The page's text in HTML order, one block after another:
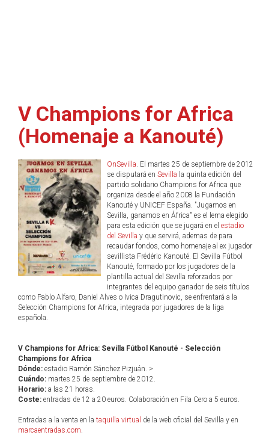
V Champions for Africa
(Homenaje a Kanouté)
OnSevilla. El martes 25 de septiembre de 2012
se disputará en Sevilla la quinta edición del
partido solidario Champions for Africa que
organiza desde el año 2008 la Fundación
Kanouté y UNICEF España. "Jugamos en
Sevilla, ganamos en África" es el lema elegido
para esta edición que se jugará en el estadio
del Sevilla y que servirá, ademas de para
recaudar fondos, como homenaje al ex jugador
sevillista Frédéric Kanouté. El Sevilla Fútbol
Kanouté, formado por los jugadores de la
plantilla actual del Sevilla reforzados por
integrantes del equipo ganador de seis títulos
como Pablo Alfaro, Daniel Alves o Ivica Dragutinovic, se enfrentará a la
Selección Champions for Africa, integrada por jugadores de la liga
española.
V Champions for Africa: Sevilla Fútbol Kanouté - Selección
Champions for Africa
Dónde: estadio Ramón Sánchez Pizjuán. >
Cuándo: martes 25 de septiembre de 2012.
Horario: a las 21 horas.
Coste: entradas de 12 a 20 euros. Colaboración en Fila Cero a 5 euros.
Entradas a la venta en la taquilla virtual de la web oficial del Sevilla y en
marcaentradas.com.